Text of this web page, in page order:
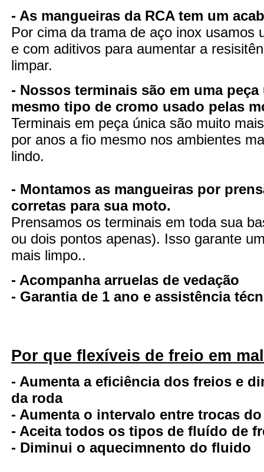
- As mangueiras da RCA tem um
Por cima da trama de aço inox usamos
e com aditivos para aumentar a
limpar.
- Nossos terminais são em uma
mesmo tipo de cromo usado pelas
Terminais em peça única são muito
por anos a fio mesmo nos ambientes
lindo.
- Montamos as mangueiras por
corretas para sua moto.
Prensamos os terminais em toda sua
ou dois pontos apenas). Isso garante
mais limpo..
- Acompanha arruelas de vedação
- Garantia de 1 ano e assistência
Por que flexíveis de freio em
- Aumenta a eficiência dos freios e
da roda
- Aumenta o intervalo entre trocas
- Aceita todos os tipos de fluído de
- Diminui o aquecimnento do fluido